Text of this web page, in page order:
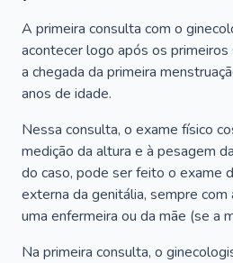
A primeira consulta com o
acontecer logo após os primeiros
a chegada da primeira
anos de idade.
Nessa consulta, o exame físico
medição da altura e à pesagem
do caso, pode ser feito o exame
externa da genitália, sempre
uma enfermeira ou da mãe (se a
Na primeira consulta, o